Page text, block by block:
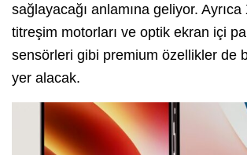
sağlayacağı anlamına geliyor.
titreşim motorları ve optik ekran içi
sensörleri gibi premium özellikler de
yer alacak.